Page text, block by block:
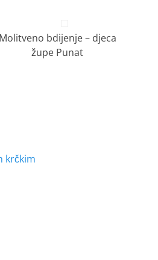
Molitveno bdijenje – djeca
župe Punat
krčkim